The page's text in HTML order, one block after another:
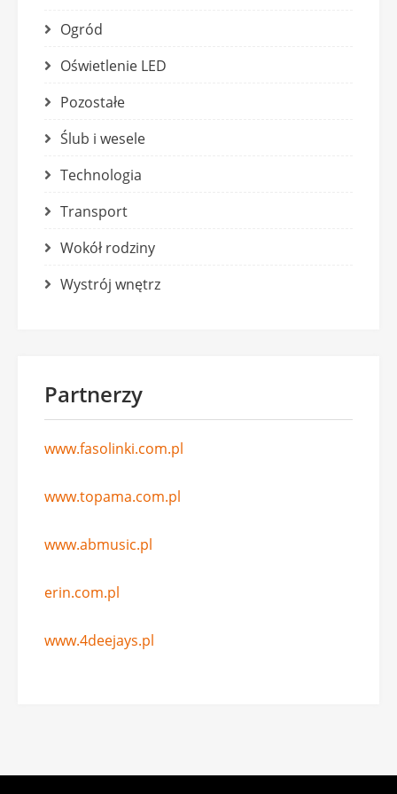
Ogród
Oświetlenie LED
Pozostałe
Ślub i wesele
Technologia
Transport
Wokół rodziny
Wystrój wnętrz
Partnerzy
www.fasolinki.com.pl
www.topama.com.pl
www.abmusic.pl
erin.com.pl
www.4deejays.pl